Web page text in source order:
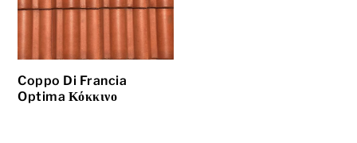
Coppo Di Francia
Optima Κόκκινο